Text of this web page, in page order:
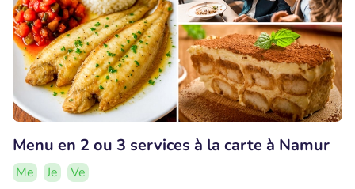
Menu en 2 ou 3 services à la carte à Namur
Me Je
Ve